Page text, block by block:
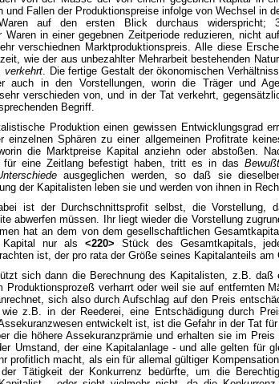
und Fallen der Produktionspreise infolge von Wechsel in
auf den ersten Blick durchaus widerspricht;
Waren in einer gegebnen Zeitperiode reduzieren, nicht
verschiednen Marktproduktionspreis. Alle diese
wie der aus unbezahlter Mehrarbeit bestehenden
verkehrt. Die fertige Gestalt der ökonomischen
auch in den Vorstellungen, worin die Träger und
verschieden von, und in der Tat verkehrt,
Begriff.
Produktion einen gewissen Entwicklungsgrad
einzelnen Sphären zu einer allgemeinen Profitrate
die Marktpreise Kapital anziehn oder abstoßen.
für eine Zeitlang befestigt haben, tritt es in das
ausgeglichen werden, so daß sie
der Kapitalisten leben sie und werden von ihnen in
ist der Durchschnittsprofit selbst, die Vorstellung,
abwerfen müssen. Ihr liegt wieder die Vorstellung
hat an dem von dem gesellschaftlichen
Kapital nur als <220> Stück des Gesamtkapitals,
ist, der pro rata der Größe seines Kapitalanteils
sich dann die Berechnung des Kapitalisten, z.B. daß
Produktionsprozeß verharrt oder weil sie auf entfernten
sich also durch Aufschlag auf den Preis
z.B. in der Reederei, eine Entschädigung durch
entwickelt ist, ist die Gefahr in der Tat
die höhere Assekuranzprämie und erhalten sie im
Umstand, der eine Kapitalanlage - und alle gelten für
profitlich macht, als ein für allemal gültiger
Tätigkeit der Konkurrenz bedürfte, um die